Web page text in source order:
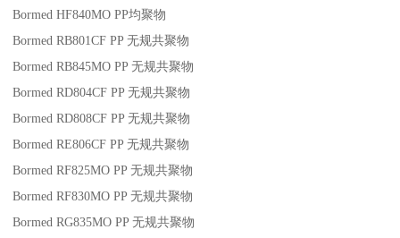
Bormed HF840MO PP均聚物
Bormed RB801CF PP无规共聚物
Bormed RB845MO PP无规共聚物
Bormed RD804CF PP无规共聚物
Bormed RD808CF PP无规共聚物
Bormed RE806CF PP无规共聚物
Bormed RF825MO PP无规共聚物
Bormed RF830MO PP无规共聚物
Bormed RG835MO PP无规共聚物